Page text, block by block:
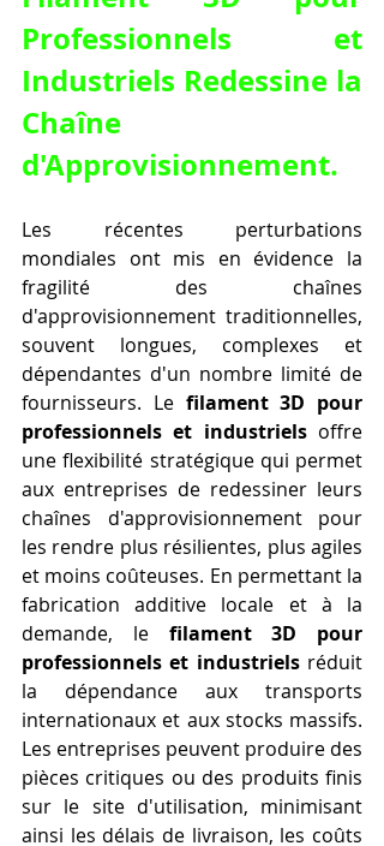
Professionnels et
Industriels Redessine la
Chaîne
d'Approvisionnement.
Les récentes perturbations
mondiales ont mis en évidence la
fragilité des chaînes
d'approvisionnement traditionnelles,
souvent longues, complexes et
dépendantes d'un nombre limité de
fournisseurs. Le filament 3D pour
professionnels et industriels offre
une flexibilité stratégique qui permet
aux entreprises de redessiner leurs
chaînes d'approvisionnement pour
les rendre plus résilientes, plus agiles
et moins coûteuses. En permettant la
fabrication additive locale et à la
demande, le filament 3D pour
professionnels et industriels réduit
la dépendance aux transports
internationaux et aux stocks massifs.
Les entreprises peuvent produire des
pièces critiques ou des produits finis
sur le site d'utilisation, minimisant
ainsi les délais de livraison, les coûts